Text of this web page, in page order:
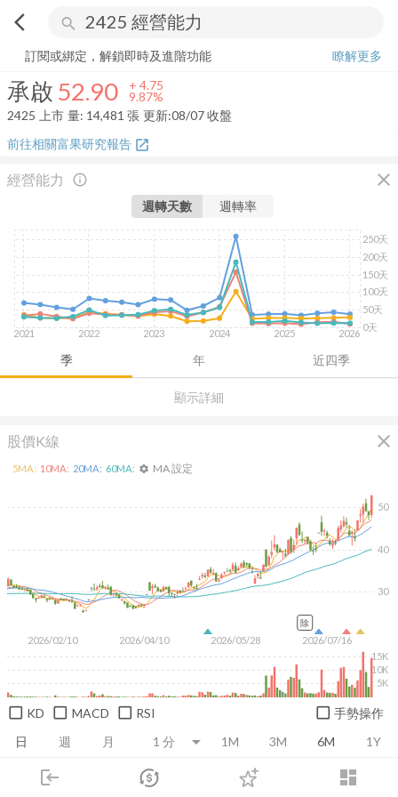
arrow_back_ios search
login dashboard
市場 登入
承啟 52.90+ 9.87%
訂閱或綁定，解鎖即時及進階功能
瞭解更多
承啟 52.90 + 4.75
9.87%
2425
上市 量: 14,481 張 更新:08/07 收盤
前往相關富果研究報告 open_in_new
經營能力 close
顯示詳細
info_outline
季 年 近四季
週轉天數 週轉率
2021 2022 2023 2024 2025 2026
0天
50天
100天
150天
200天
250天
股價K線 close
日 週 月 1M 3M 6M 1Y
2026/02/10 2026/04/10 2026/05/28 2026/07/16
30
40
50
5K
10K
15K
5MA: 10MA: 20MA: 60MA: settings MA 設定
除
KD MACD RSI 手勢操作
推薦卡片 消息面 財務報